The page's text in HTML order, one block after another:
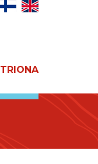
TRIONA